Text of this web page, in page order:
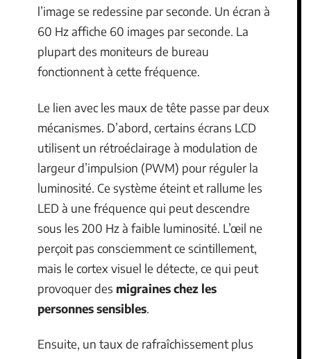
l’image se redessine par seconde. Un écran à
60 Hz affiche 60 images par seconde. La
plupart des moniteurs de bureau
fonctionnent à cette fréquence.
Le lien avec les maux de tête passe par deux
mécanismes. D’abord, certains écrans LCD
utilisent un rétroéclairage à modulation de
largeur d’impulsion (PWM) pour réguler la
luminosité. Ce système éteint et rallume les
LED à une fréquence qui peut descendre
sous les 200 Hz à faible luminosité. L’œil ne
perçoit pas consciemment ce scintillement,
mais le cortex visuel le détecte, ce qui peut
provoquer des migraines chez les
personnes sensibles.
Ensuite, un taux de rafraîchissement plus